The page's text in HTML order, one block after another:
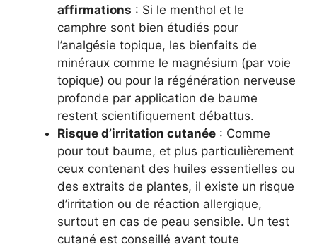
affirmations : Si le menthol et le
camphre sont bien étudiés pour
l’analgésie topique, les bienfaits de
minéraux comme le magnésium (par voie
topique) ou pour la régénération nerveuse
profonde par application de baume
restent scientifiquement débattus.
Risque d’irritation cutanée : Comme
pour tout baume, et plus particulièrement
ceux contenant des huiles essentielles ou
des extraits de plantes, il existe un risque
d’irritation ou de réaction allergique,
surtout en cas de peau sensible. Un test
cutané est conseillé avant toute